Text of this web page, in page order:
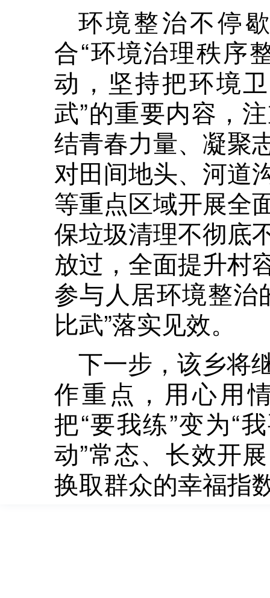
环境整治不停
合“环境治理秩序
动，坚持把环境
武”的重要内容，
结青春力量、凝聚
对田间地头、河道
等重点区域开展全
保垃圾清理不彻底
放过，全面提升村
参与人居环境整治
比武”落实见效。
下一步，该乡将
作重点，用心用
把“要我练”变为“
动”常态、长效开
换取群众的幸福指